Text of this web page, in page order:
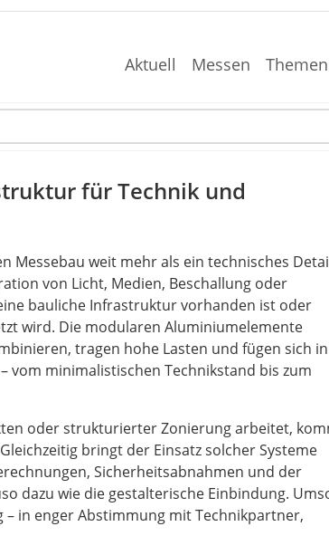
Aktuell Messen Themen
für Technik und
Messebau weit mehr als ein technisches
von Licht, Medien, Beschallung oder
bauliche Infrastruktur vorhanden ist oder
wird. Die modularen Aluminiumelemente
tragen hohe Lasten und fügen sich in
vom minimalistischen Technikstand bis zum
oder strukturierter Zonierung arbeitet,
bringt der Einsatz solcher Systeme
Sicherheitsabnahmen und der
dazu wie die gestalterische Einbindung.
in enger Abstimmung mit Technikpartner,